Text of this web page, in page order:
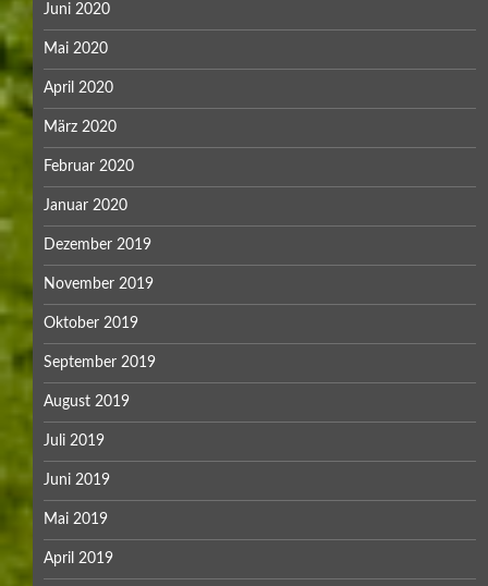
Juni 2020
Mai 2020
April 2020
März 2020
Februar 2020
Januar 2020
Dezember 2019
November 2019
Oktober 2019
September 2019
August 2019
Juli 2019
Juni 2019
Mai 2019
April 2019